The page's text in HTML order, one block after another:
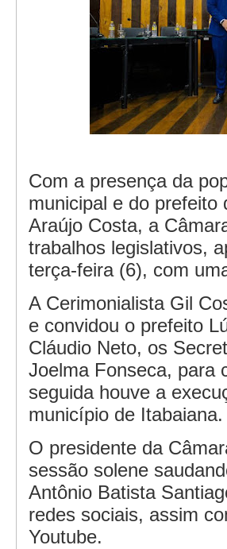
Com a presença da
municipal e do prefeito
Araújo Costa, a
trabalhos legislativos,
terça-feira (6), com
A Cerimonialista Gil
e convidou o prefeito
Cláudio Neto, os
Joelma Fonseca, para
seguida houve a
município de Itabaiana.
O presidente da
sessão solene
Antônio Batista
redes sociais, assim
Youtube.